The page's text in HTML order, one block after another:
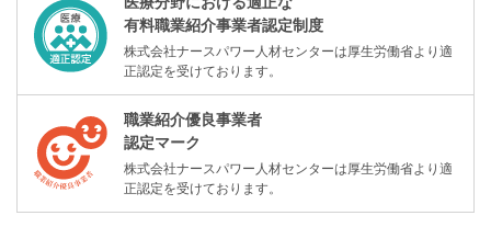
有料職業紹介事業者認定制度
株式会社ナースパワー人材センターは厚生労働省より適
正認定を受けております。
職業紹介優良事業者
認定マーク
株式会社ナースパワー人材センターは厚生労働省より適
正認定を受けております。